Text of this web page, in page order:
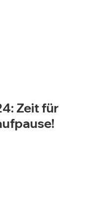
Zeit für